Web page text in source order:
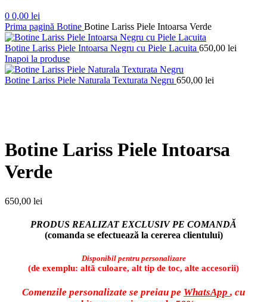
0 0,00 lei
Prima pagină Botine Botine Lariss Piele Intoarsa Verde
Botine Lariss Piele Intoarsa Negru cu Piele Lacuita 650,00 lei
Inapoi la produse
Botine Lariss Piele Naturala Texturata Negru 650,00 lei
Botine Lariss Piele Intoarsa
Verde
650,00 lei
PRODUS REALIZAT EXCLUSIV PE COMANDĂ
(comanda se efectuează la cererea clientului)
Disponibil pentru personalizare
(de exemplu: altă culoare, alt tip de toc, alte accesorii)
Comenzile personalizate se preiau pe WhatsApp , cu